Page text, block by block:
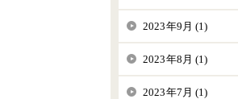
2023年9月 (1)
2023年8月 (1)
2023年7月 (1)